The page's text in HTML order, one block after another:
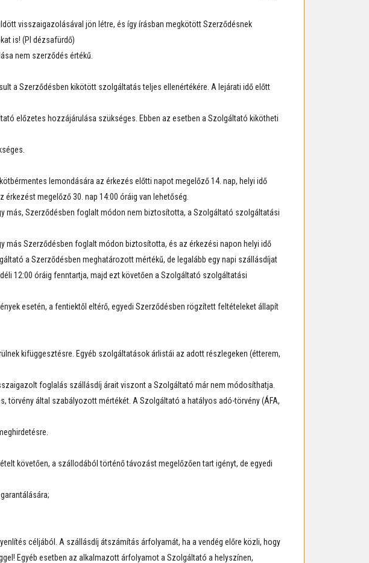
visszaigazolásával jön létre, és így írásban megkötött Szerződésnek
is! (Pl dézsafürdő)
nem szerződés értékű.
a Szerződésben kikötött szolgáltatás teljes ellenértékére. A lejárati idő előtt
előzetes hozzájárulása szükséges. Ebben az esetben a Szolgáltató kikötheti
lemondására az érkezés előtti napot megelőző 14. nap, helyi idő
megelőző 30. nap 14:00 óráig van lehetőség.
más, Szerződésben foglalt módon nem biztosította, a Szolgáltató szolgáltatási
más Szerződésben foglalt módon biztosította, és az érkezési napon helyi idő
a Szerződésben meghatározott mértékű, de legalább egy napi szállásdíjat
12:00 óráig fenntartja, majd ezt követően a Szolgáltató szolgáltatási
esetén, a fentiektől eltérő, egyedi Szerződésben rögzített feltételeket állapít
kifüggesztésre. Egyéb szolgáltatások árlistái az adott részlegeken (étterem,
foglalás szállásdíj árait viszont a Szolgáltató már nem módosíthatja.
törvény által szabályozott mértékét. A Szolgáltató a hatályos adó-törvény (ÁFA,
követően, a szállodából történő távozást megelőzően tart igényt, de egyedi
céljából. A szállásdíj átszámítás árfolyamát, ha a vendég előre közli, hogy
Egyéb esetben az alkalmazott árfolyamot a Szolgáltató a helyszínen,